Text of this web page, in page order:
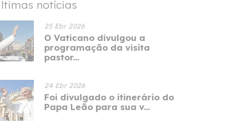
notícias
25 Ebr 2026
O Vaticano divulgou a
programação da visita
pastor...
24 Ebr 2026
Foi divulgado o itinerário do
Papa Leão para sua v...